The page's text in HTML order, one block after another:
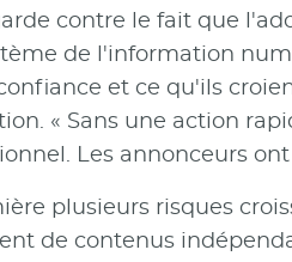
contre le fait que
de l'information
et ce qu'ils
« Sans une action
Les annonceurs
plusieurs risques
de contenus